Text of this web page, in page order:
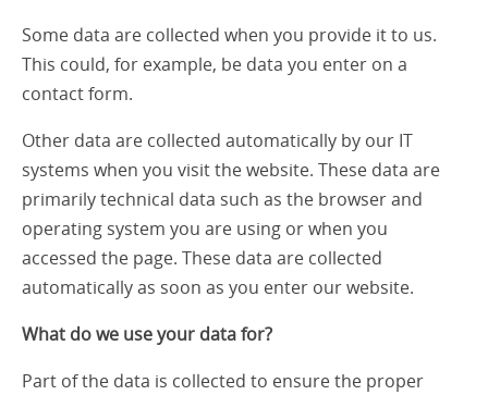
Some data are collected when you provide it to us.
This could, for example, be data you enter on a
contact form.
Other data are collected automatically by our IT
systems when you visit the website. These data are
primarily technical data such as the browser and
operating system you are using or when you
accessed the page. These data are collected
automatically as soon as you enter our website.
What do we use your data for?
Part of the data is collected to ensure the proper